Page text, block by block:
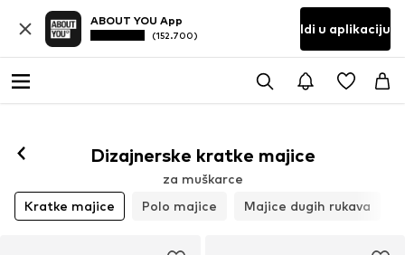
ABOUT YOU App
(152.700) Idi u aplikaciju
Dizajnerske kratke majice
za muškarce
Kratke majice
Polo majice Majice dugih rukava